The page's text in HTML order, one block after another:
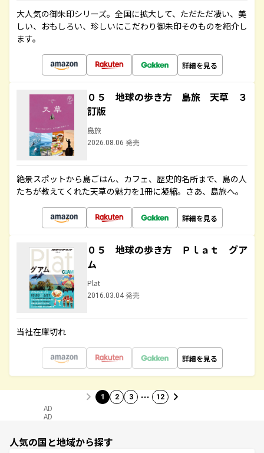
大人気の御朱印シリーズ。全国に拡大して、ただただ凄い、美
しい、おもしろい、珍しいにこだわり御朱印そのものを紹介し
ます。
詳細を見る
０５ 地球の歩き方 島旅 天草 ３
訂版
島旅
2026.08.06 発売
絶景スポットから島ごはん、カフェ、歴史的名所まで、島の人
たちが教えてくれた天草の魅力を1冊に凝縮。さあ、島旅へ。
詳細を見る
０５ 地球の歩き方 Ｐｌａｔ グア
ム
Plat
2016.03.04 発売
当社在庫切れ
詳細を見る
1 2 3 … 12
AD
AD
人気の国と地域から探す